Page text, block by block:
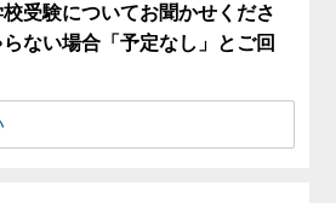
受験についてお聞かせくださ
ない場合「予定なし」とご回